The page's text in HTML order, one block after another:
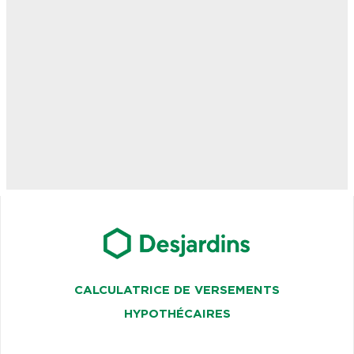
CALCULATRICE DE VERSEMENTS
HYPOTHÉCAIRES